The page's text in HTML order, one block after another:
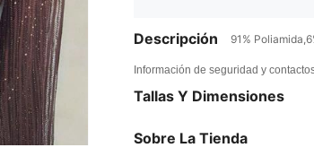
Descripción 91%
Información de seguridad y
Tallas Y Dimensiones
Sobre La Tienda
4,73
4,73